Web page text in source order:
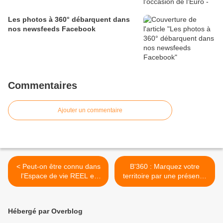
Les photos à 360° débarquent dans
nos newsfeeds Facebook
Commentaires
Ajouter un commentaire
< Peut-on être connu dans
l'Espace de vie REEL et
devenir B'Leader dans
B'360 : Marquez votre
territoire par une présence
remarquée sur le WEB en
Hébergé par Overblog